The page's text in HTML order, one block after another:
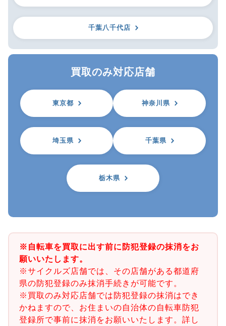
千葉八千代店
買取のみ対応店舗
東京都 神奈川県
埼玉県 千葉県
栃木県
※自転車を買取に出す前に防犯登録の抹消をお
願いいたします。
※サイクルズ店舗では、その店舗がある都道府
県の防犯登録のみ抹消手続きが可能です。
※買取のみ対応店舗では防犯登録の抹消はでき
かねますので、お住まいの自治体の自転車防犯
登録所で事前に抹消をお願いいたします。詳し